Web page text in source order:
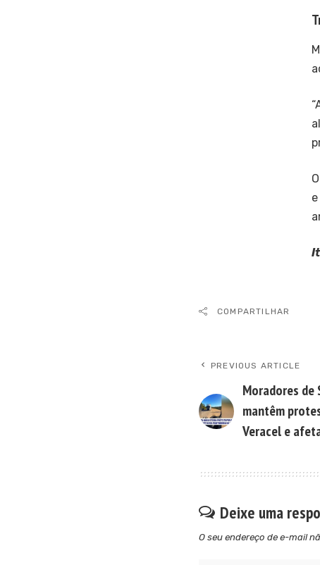
COMPARTILHAR
PREVIOUS ARTICLE
Moradores de
mantêm
Veracel e
Deixe uma
O seu endereço de e-mail